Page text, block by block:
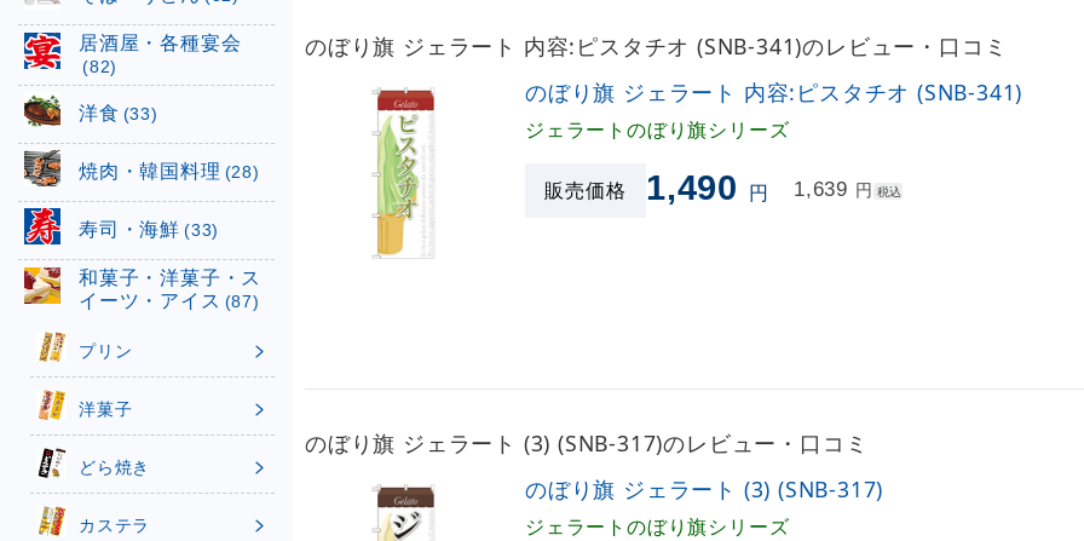
のぼり旗 ジェラート 内容:ピスタチオ (SNB-341)のレビュー・口コミ
のぼり旗 ジェラート 内容:ピスタチオ (SNB-341)
ジェラートのぼり旗シリーズ
販売価格 1,490 円 1,639 円 税込
のぼり旗 ジェラート (3) (SNB-317)のレビュー・口コミ
のぼり旗 ジェラート (3) (SNB-317)
ジェラートのぼり旗シリーズ
居酒屋・各種宴会
(82)
洋食 (33)
焼肉・韓国料理 (28)
寿司・海鮮 (33)
和菓子・洋菓子・ス
イーツ・アイス (87)
プリン
洋菓子
どら焼き
カステラ